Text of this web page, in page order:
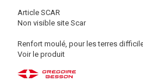
Article SCAR
Non visible site Scar
Renfort moulé, pour les terres
Voir le produit